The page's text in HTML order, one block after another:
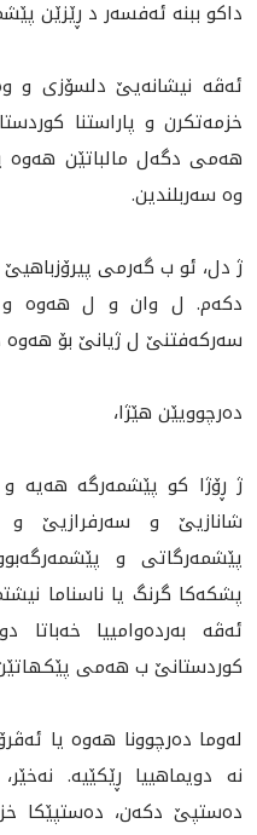
داکو ببنە ئەفسەر د ڕێزێن
ئەڤە نیشانه‌يێ دلسۆزی و
خزمەتکرن و پاراستنا
هه‌مى دگەل مالباتێن
وە سه‌ربلندين.
ژ دل، ئو ب گه‌رمى
دکەم. ل وان و ل هەوە و
سەرکەفتنێ ل ژيانێ بۆ هەوە
دەرچوویێن هێژا،
ژ ڕۆژا كو پێشمەرگە هه‌يه‌
شانازیێ و سەرفرازيێ و
پێشمەرگاتى و
پشکەکا گرنگ يا ناسناما
ئەڤە بەردەوامییا خەباتا
کوردستانێ ب هه‌مى
لەوما دەرچوونا هەوە یا
نە دويماهییا ڕێكێیە.
دەستپێ دکەن، دەستپێکا